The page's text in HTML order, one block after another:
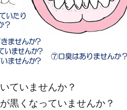
ていませんか？
黒くなっていませんか？